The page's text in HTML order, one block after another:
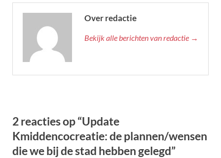
Over redactie
Bekijk alle berichten van redactie →
2 reacties op “Update
Kmiddencocreatie: de plannen/wensen
die we bij de stad hebben gelegd”